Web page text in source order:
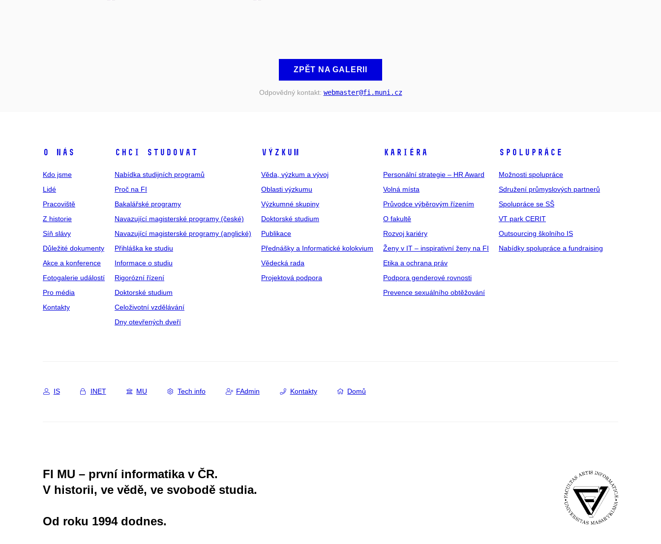
ZPĚT NA GALERII
Odpovědný kontakt: webmaster@fi.muni.cz
O NÁS
Kdo jsme
Lidé
Pracoviště
Z historie
Síň slávy
Důležité dokumenty
Akce a konference
Fotogalerie událostí
Pro média
Kontakty
CHCI STUDOVAT
Nabídka studijních programů
Proč na FI
Bakalářské programy
Navazující magisterské programy (české)
Navazující magisterské programy (anglické)
Přihláška ke studiu
Informace o studiu
Rigorózní řízení
Doktorské studium
Celoživotní vzdělávání
Dny otevřených dveří
VÝZKUM
Věda, výzkum a vývoj
Oblasti výzkumu
Výzkumné skupiny
Doktorské studium
Publikace
Přednášky a Informatické kolokvium
Vědecká rada
Projektová podpora
KARIÉRA
Personální strategie – HR Award
Volná místa
Průvodce výběrovým řízením
O fakultě
Rozvoj kariéry
Ženy v IT – inspirativní ženy na FI
Etika a ochrana práv
Podpora genderové rovnosti
Prevence sexuálního obtěžování
SPOLUPRÁCE
Možnosti spolupráce
Sdružení průmyslových partnerů
Spolupráce se SŠ
VT park CERIT
Outsourcing školního IS
Nabídky spolupráce a fundraising
IS INET MU Tech info FAdmin Kontakty Domů
FI MU – první informatika v ČR.
V historii, ve vědě, ve svobodě studia.
Od roku 1994 dodnes.